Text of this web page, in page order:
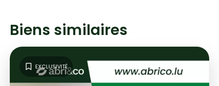
Biens similaires
EXCLUSIVITÉ